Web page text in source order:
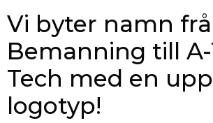
Vi byter namn
Bemanning till
Tech med en
logotyp!